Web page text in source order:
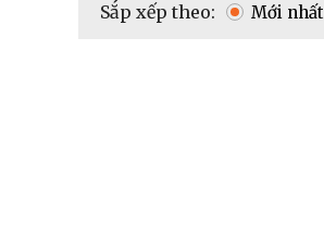
Sắp xếp theo: Mới nhất